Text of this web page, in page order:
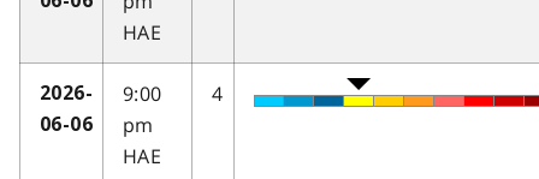
HAE
2026-
06-06
9:00
pm
HAE
4